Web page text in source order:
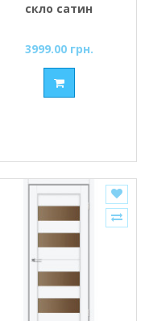
скло сатин
3999.00 грн.